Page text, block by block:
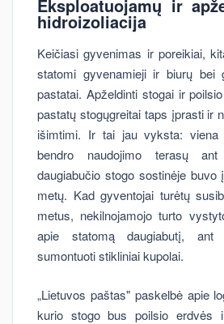
Eksploatuojamų ir
hidroizoliacija
Keičiasi gyvenimas ir poreikiai,
statomi gyvenamieji ir biurų bei
pastatai. Apželdinti stogai ir
pastatų stogųgreitai taps įprasti ir
išimtimi. Ir tai jau vyksta: viena
bendro naudojimo terasų
daugiabučio stogo sostinėje buvo
metų. Kad gyventojai turėtų
metus, nekilnojamojo turto
apie statomą daugiabutį,
sumontuoti stikliniai kupolai.
„Lietuvos paštas" paskelbė apie
kurio stogo bus poilsio erdvės